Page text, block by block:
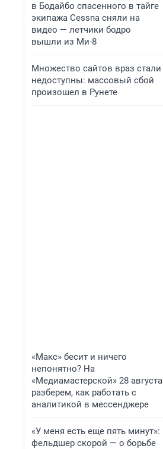
в Бодайбо спасенного в тайге
экипажа Cessna сняли на
видео — летчики бодро
вышли из Ми-8
Множество сайтов враз стали
недоступны: массовый сбой
произошел в Рунете
«Макс» бесит и ничего
непонятно? На
«Медиамастерской» 28 августа
разберем, как работать с
аналитикой в мессенджере
«У меня есть еще пять минут»:
фельдшер скорой — о борьбе